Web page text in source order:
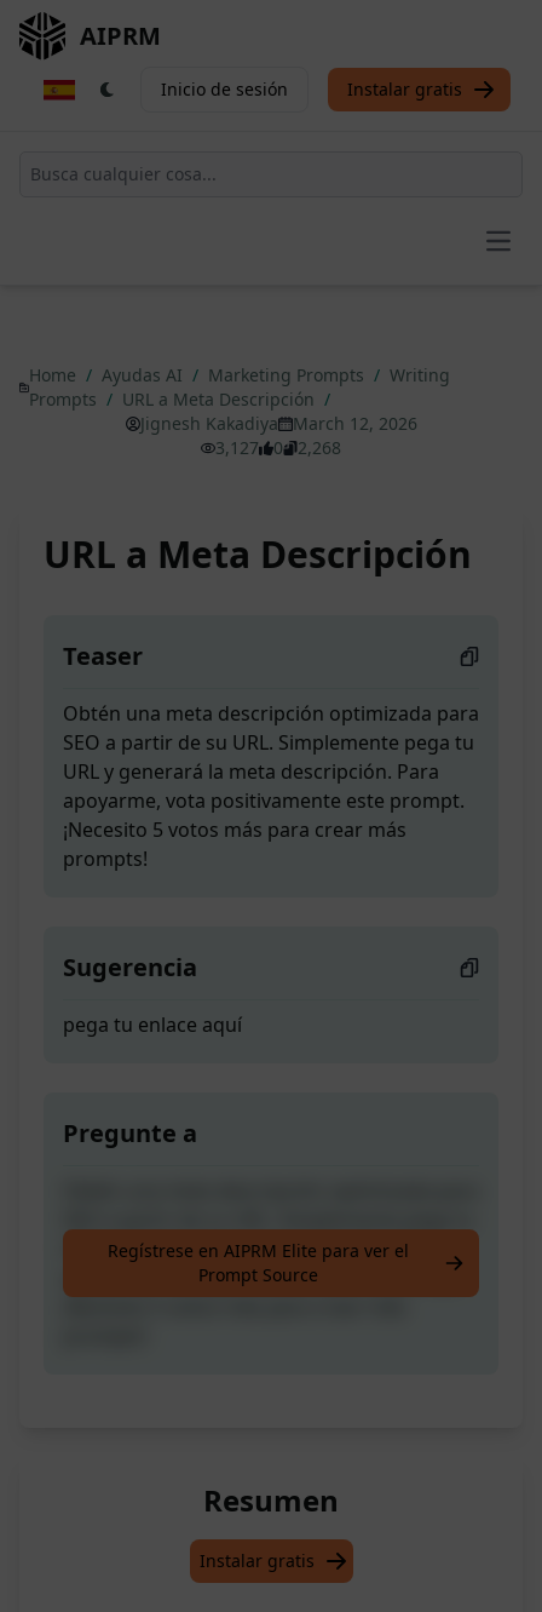
AIPRM
Inicio de sesión Instalar gratis
Home / Ayudas AI / Marketing Prompts / Writing
Prompts / URL a Meta Descripción /
Jignesh Kakadiya
March 12, 2026
3,127
0 2,268
URL a Meta Descripción
Teaser
Obtén una meta descripción optimizada para
SEO a partir de su URL. Simplemente pega tu
URL y generará la meta descripción. Para
apoyarme, vota positivamente este prompt.
¡Necesito 5 votos más para crear más
prompts!
Sugerencia
pega tu enlace aquí
Pregunte a
URL y generará la meta descripción. Para
apoyarme, vota positivamente este prompt.
Regístrese en AIPRM Elite para ver el
Prompt Source
Resumen
Instalar gratis